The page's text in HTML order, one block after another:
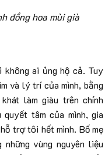
đồng hoa mùi già
ai ủng hộ cả. Tuy
và lý trí của mình, bằng
làm giàu trên chính
tâm của mình, gia
trợ tôi hết mình. Bố mẹ
vùng nguyên liệu